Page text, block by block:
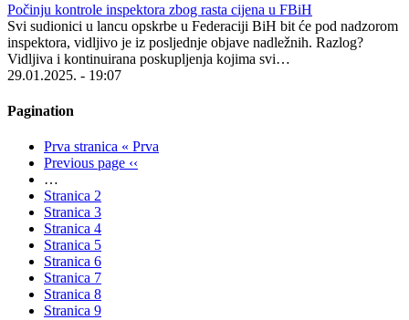
Počinju kontrole inspektora zbog rasta cijena u FBiH
Svi sudionici u lancu opskrbe u Federaciji BiH bit će pod nadzorom
inspektora, vidljivo je iz posljednje objave nadležnih. Razlog?
Vidljiva i kontinuirana poskupljenja kojima svi…
29.01.2025. - 19:07
Pagination
Prva stranica « Prva
Previous page ‹‹
…
Stranica 2
Stranica 3
Stranica 4
Stranica 5
Stranica 6
Stranica 7
Stranica 8
Stranica 9